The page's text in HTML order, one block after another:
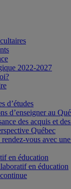
2022-2027
d’études
d’enseigner au
des acquis et des
Québec
vous avec
en éducation
en éducation